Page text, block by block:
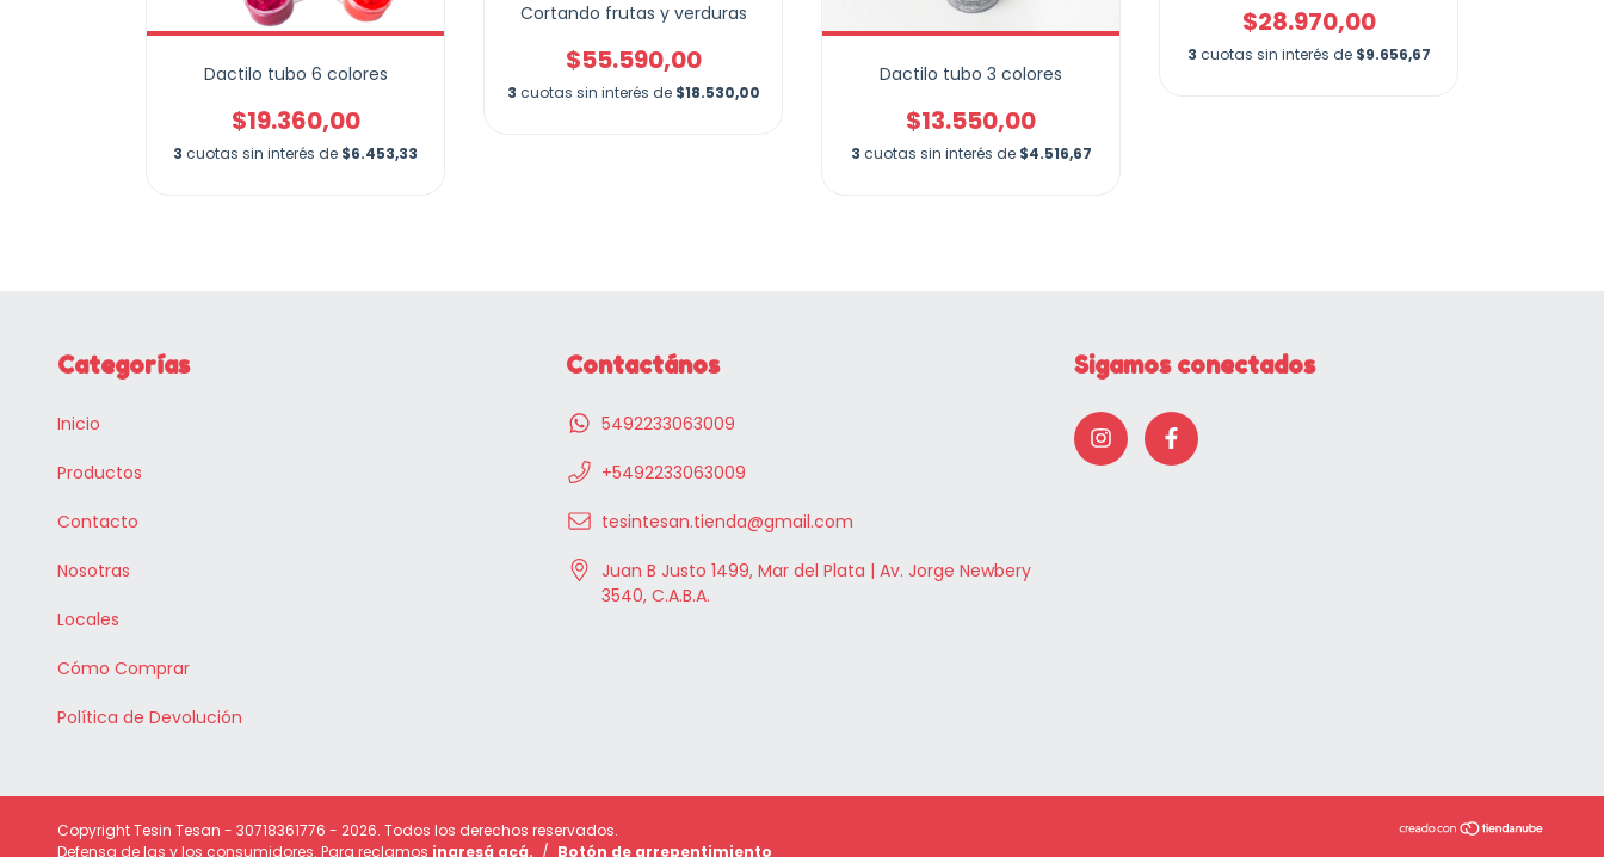
Dactilo tubo 6 colores
$19.360,00
3 cuotas sin interés de $6.453,33
Cortando frutas y verduras
$55.590,00
3 cuotas sin interés de $18.530,00
Dactilo tubo 3 colores
$13.550,00
3 cuotas sin interés de $4.516,67
$28.970,00
3 cuotas sin interés de $9.656,67
Categorías
Inicio
Productos
Contacto
Nosotras
Locales
Cómo Comprar
Política de Devolución
Contactános
5492233063009
+5492233063009
tesintesan.tienda@gmail.com
Juan B Justo 1499, Mar del Plata | Av. Jorge Newbery
3540, C.A.B.A.
Sigamos conectados
Copyright Tesin Tesan - 30718361776 - 2026. Todos los derechos reservados.
Defensa de las y los consumidores. Para reclamos ingresá acá. / Botón de arrepentimiento